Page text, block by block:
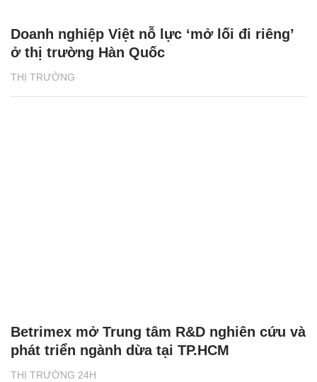
THỊ TRƯỜNG
Doanh nghiệp Việt nỗ lực ‘mở lối đi riêng’
ở thị trường Hàn Quốc
THỊ TRƯỜNG 24H
Betrimex mở Trung tâm R&D nghiên cứu và
phát triển ngành dừa tại TP.HCM